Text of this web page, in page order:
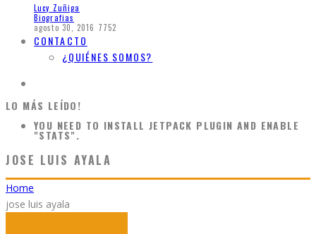
Lucy Zuñiga
Biografias
agosto 30, 2016 7752
CONTACTO
¿QUIÉNES SOMOS?
LO MÁS LEÍDO!
YOU NEED TO INSTALL JETPACK PLUGIN AND ENABLE
"STATS".
JOSE LUIS AYALA
Home
jose luis ayala